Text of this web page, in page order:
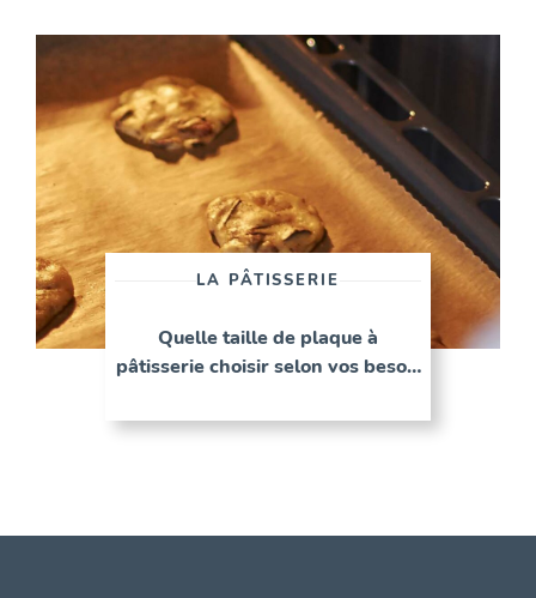
LA PÂTISSERIE
Quelle taille de plaque à
pâtisserie choisir selon vos beso…